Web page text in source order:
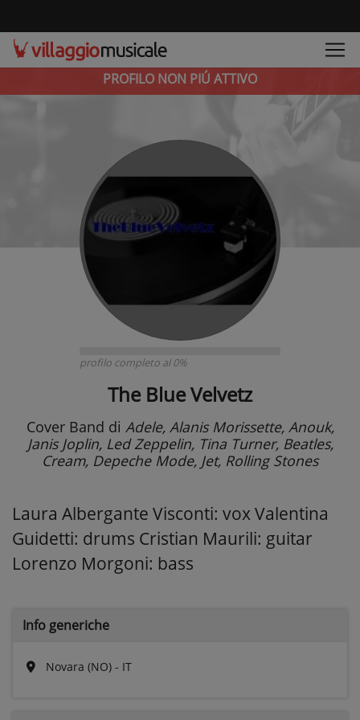
PROFILO NON PIÚ ATTIVO
profilo completo al 0%
The Blue Velvetz
Cover Band di Adele, Alanis Morissette, Anouk,
Janis Joplin, Led Zeppelin, Tina Turner, Beatles,
Cream, Depeche Mode, Jet, Rolling Stones
Laura Albergante Visconti: vox Valentina
Guidetti: drums Cristian Maurili: guitar
Lorenzo Morgoni: bass
Info generiche
Novara (NO) - IT